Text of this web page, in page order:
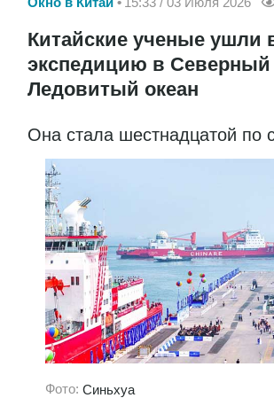
Китайские ученые ушли
экспедицию в Северный
Ледовитый океан
Она стала шестнадцатой по
Фото: Синьхуа